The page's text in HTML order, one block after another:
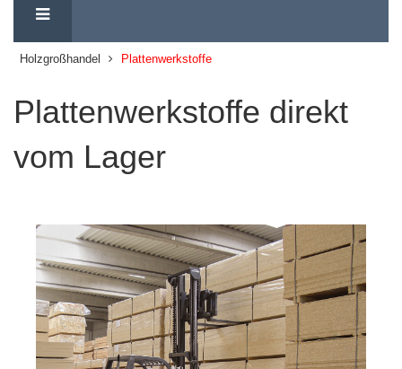
Holzgroßhandel Plattenwerkstoffe
Plattenwerkstoffe direkt
vom Lager